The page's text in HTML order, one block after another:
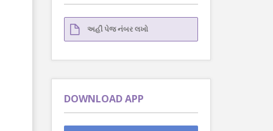
DOWNLOAD APP